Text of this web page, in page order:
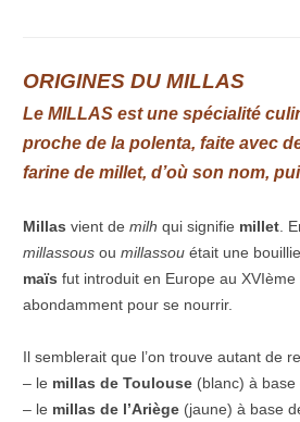
ORIGINES DU MILLAS
Le MILLAS est une spécialité
proche de la polenta, faite avec
farine de millet, d’où son nom,
Millas vient de milh qui signifie millet .
millassous ou millassou était une
maïs fut introduit en Europe au
abondamment pour se nourrir.
Il semblerait que l’on trouve autant de
– le millas de Toulouse (blanc) à base
– le millas de l’Ariège (jaune) à base